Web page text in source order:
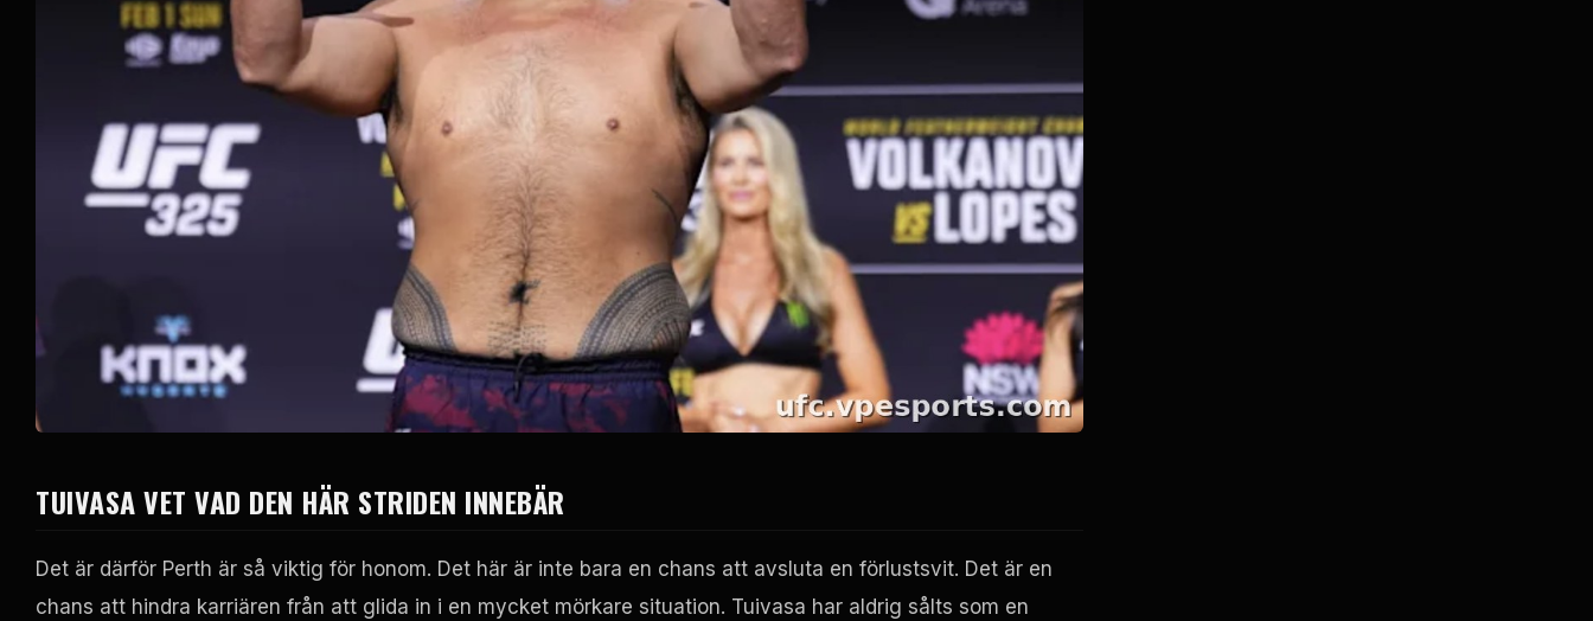
TUIVASA VET VAD DEN HÄR STRIDEN INNEBÄR
Det är därför Perth är så viktig för honom. Det här är inte bara en chans att avsluta en förlustsvit. Det är en
chans att hindra karriären från att glida in i en mycket mörkare situation. Tuivasa har aldrig sålts som en